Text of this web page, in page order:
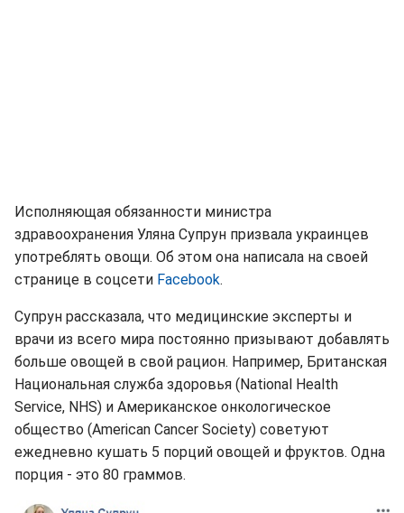
Исполняющая обязанности министра
здравоохранения Уляна Супрун призвала украинцев
употреблять овощи. Об этом она написала на своей
странице в соцсети Facebook.
Супрун рассказала, что медицинские эксперты и
врачи из всего мира постоянно призывают добавлять
больше овощей в свой рацион. Например, Британская
Национальная служба здоровья (National Health
Service, NHS) и Американское онкологическое
общество (American Cancer Society) советуют
ежедневно кушать 5 порций овощей и фруктов. Одна
порция - это 80 граммов.